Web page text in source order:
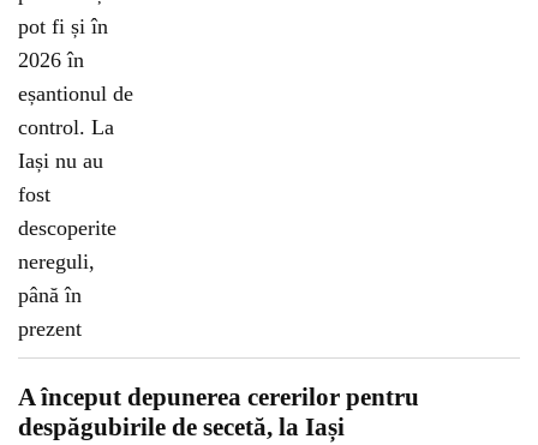
A început depunerea cererilor pentru
despăgubirile de secetă, la Iași